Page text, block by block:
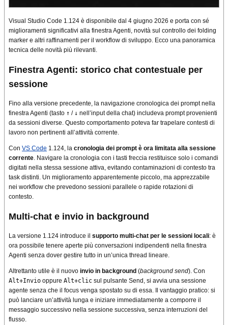
Visual Studio Code 1.124 è disponibile dal 4 giugno 2026 e porta con sé
miglioramenti significativi alla finestra Agenti, novità sul controllo dei folding
marker e altri raffinamenti per il workflow di sviluppo. Ecco una panoramica
tecnica delle novità più rilevanti.
Finestra Agenti: storico chat contestuale per
sessione
Fino alla versione precedente, la navigazione cronologica dei prompt nella
finestra Agenti (tasto ↑ / ↓ nell’input della chat) includeva prompt provenienti
da sessioni diverse. Questo comportamento poteva far trapelare contesti di
lavoro non pertinenti all’attività corrente.
Con VS Code 1.124, la cronologia dei prompt è ora limitata alla sessione
corrente. Navigare la cronologia con i tasti freccia restituisce solo i comandi
digitati nella stessa sessione attiva, evitando contaminazioni di contesto tra
task distinti. Un miglioramento apparentemente piccolo, ma apprezzabile
nei workflow che prevedono sessioni parallele o rapide rotazioni di
contesto.
Multi-chat e invio in background
La versione 1.124 introduce il supporto multi-chat per le sessioni locali: è
ora possibile tenere aperte più conversazioni indipendenti nella finestra
Agenti senza dover gestire tutto in un’unica thread lineare.
Altrettanto utile è il nuovo invio in background (background send). Con
Alt+Invio oppure Alt+clic sul pulsante Send, si avvia una sessione
agente senza che il focus venga spostato su di essa. Il vantaggio pratico: si
può lanciare un’attività lunga e iniziare immediatamente a comporre il
messaggio successivo nella sessione successiva, senza interruzioni del
flusso.